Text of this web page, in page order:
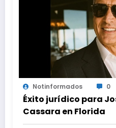
Notinformados 0
Éxito jurídico para
Cassara en Florida